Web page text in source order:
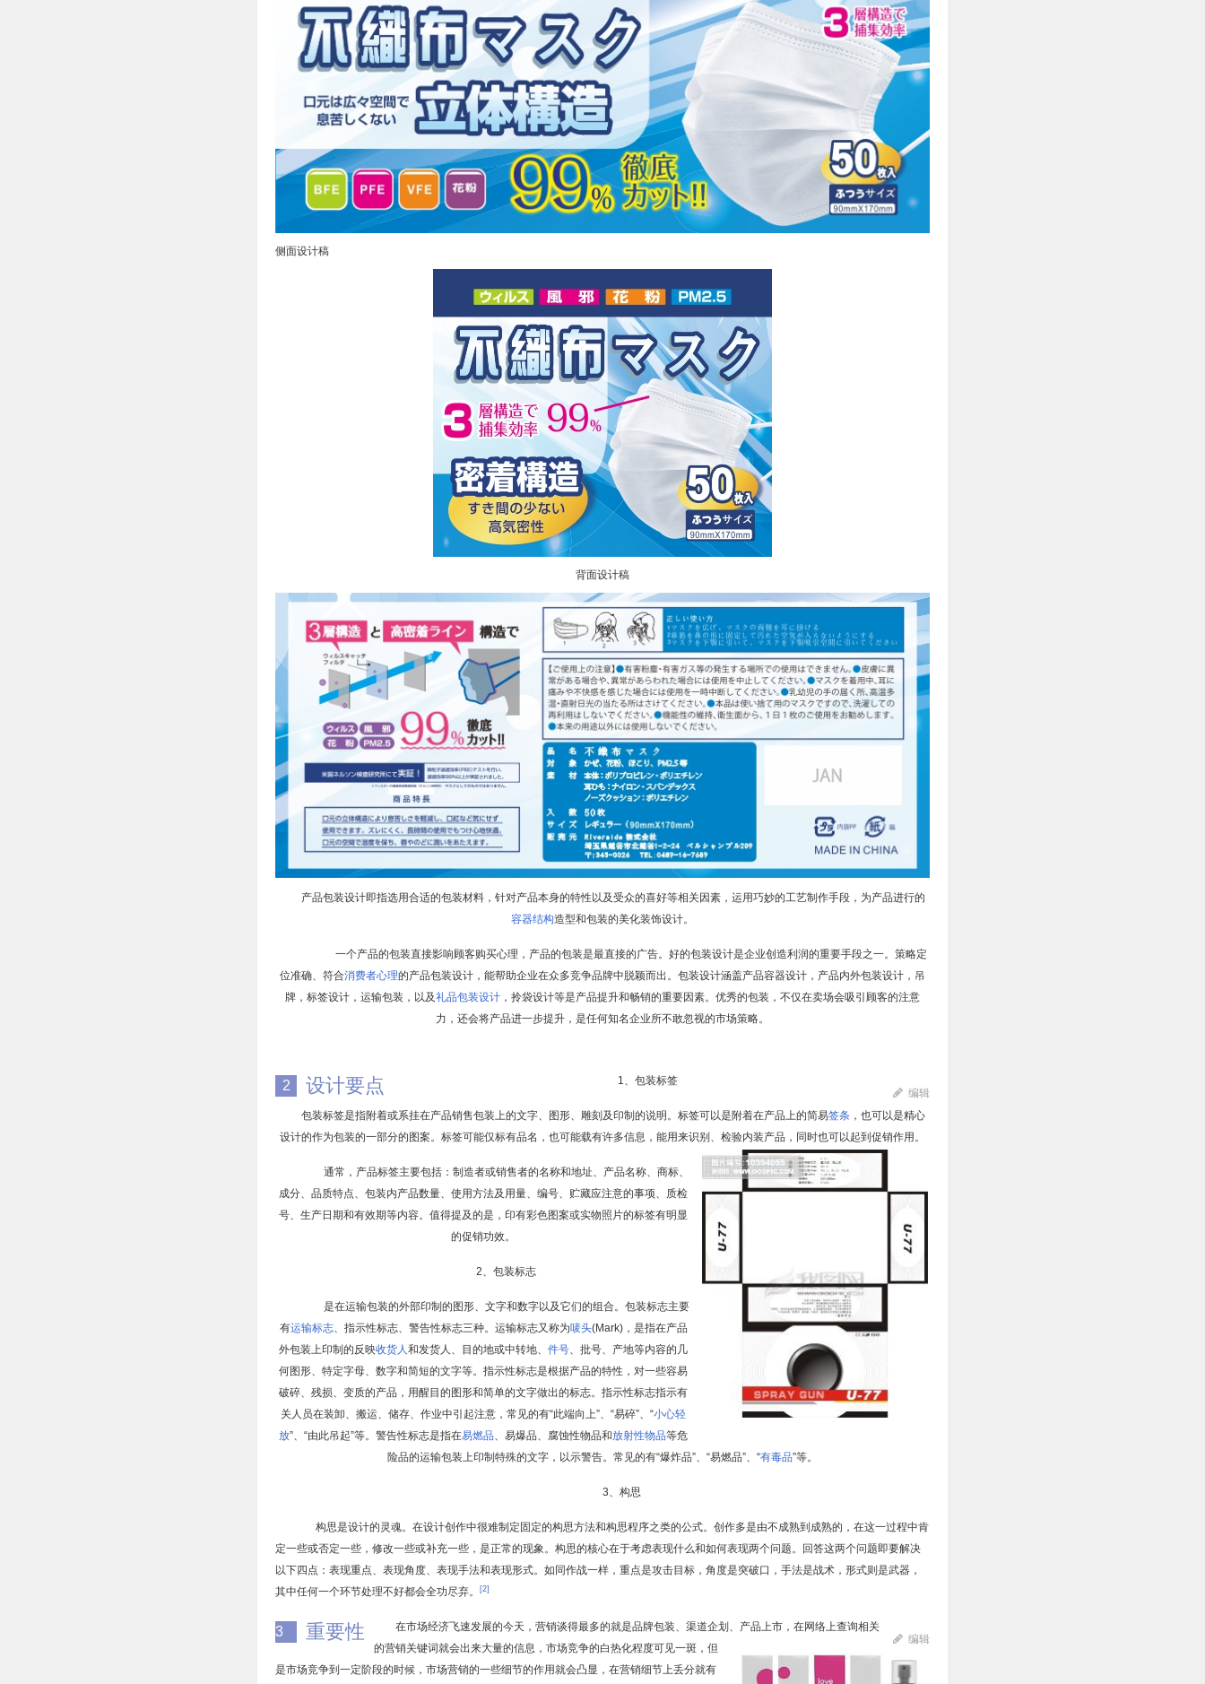
侧面设计稿
背面设计稿
产品包装设计即指选用合适的包装材料，针对产品本身的特性以及受众的喜好等相关因素，运用巧妙的工艺制作手段，为产品进行的
容器结构造型和包装的美化装饰设计。
一个产品的包装直接影响顾客购买心理，产品的包装是最直接的广告。好的包装设计是企业创造利润的重要手段之一。策略定
位准确、符合消费者心理的产品包装设计，能帮助企业在众多竞争品牌中脱颖而出。包装设计涵盖产品容器设计，产品内外包装设计，吊
牌，标签设计，运输包装，以及礼品包装设计 ，拎袋设计等是产品提升和畅销的重要因素。优秀的包装，不仅在卖场会吸引顾客的注意
力，还会将产品进一步提升，是任何知名企业所不敢忽视的市场策略。
2 设计要点 编辑
1、包装标签
包装标签是指附着或系挂在产品销售包装上的文字、图形、雕刻及印制的说明。标签可以是附着在产品上的简易签条 ，也可以是精心
设计的作为包装的一部分的图案。标签可能仅标有品名，也可能载有许多信息，能用来识别、检验内装产品，同时也可以起到促销作用。
通常，产品标签主要包括：制造者或销售者的名称和地址、产品名称、商标、
成分、品质特点、包装内产品数量、使用方法及用量、编号、贮藏应注意的事项、质检
号、生产日期和有效期等内容。值得提及的是，印有彩色图案或实物照片的标签有明显
的促销功效。
2、包装标志
是在运输包装的外部印制的图形、文字和数字以及它们的组合。包装标志主要
有运输标志、指示性标志、警告性标志三种。运输标志又称为唛头(Mark)，是指在产品
外包装上印制的反映收货人和发货人、目的地或中转地、 件号、批号、产地等内容的几
何图形、特定字母、数字和简短的文字等。指示性标志是根据产品的特性，对一些容易
破碎、残损、变质的产品，用醒目的图形和简单的文字做出的标志。指示性标志指示有
关人员在装卸、搬运、储存、作业中引起注意，常见的有“此端向上”、“易碎”、“小心轻
放”、“由此吊起”等。警告性标志是指在易燃品、易爆品、腐蚀性物品和放射性物品等危
险品的运输包装上印制特殊的文字，以示警告。常见的有“爆炸品”、“易燃品”、“有毒品”等。
3、构思
构思是设计的灵魂。在设计创作中很难制定固定的构思方法和构思程序之类的公式。创作多是由不成熟到成熟的，在这一过程中肯
定一些或否定一些，修改一些或补充一些，是正常的现象。构思的核心在于考虑表现什么和如何表现两个问题。回答这两个问题即要解决
以下四点：表现重点、表现角度、表现手法和表现形式。如同作战一样，重点是攻击目标，角度是突破口，手法是战术，形式则是武器，
其中任何一个环节处理不好都会全功尽弃。
[2]
3 重要性 编辑
在市场经济飞速发展的今天，营销谈得最多的就是品牌包装、渠道企划、产品上市，在网络上查询相关
的营销关键词就会出来大量的信息，市场竞争的白热化程度可见一斑，但
是市场竞争到一定阶段的时候，市场营销的一些细节的作用就会凸显，在营销细节上丢分就有